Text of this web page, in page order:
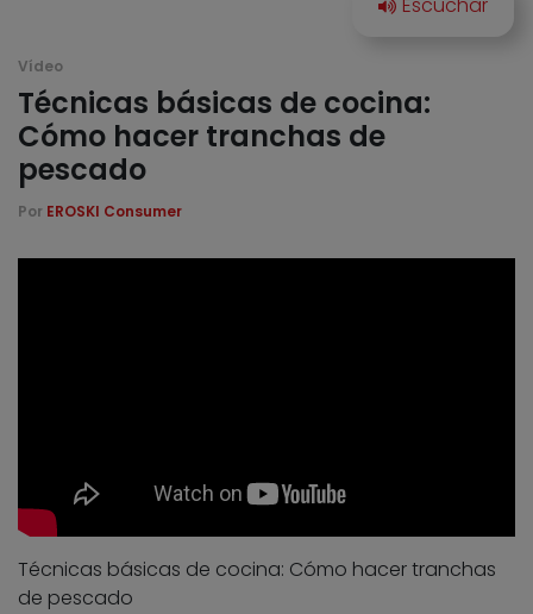
Vídeo
Técnicas básicas de cocina:
Cómo hacer tranchas de
pescado
Por EROSKI Consumer
Técnicas básicas de cocina: Cómo hacer tranchas
de pescado